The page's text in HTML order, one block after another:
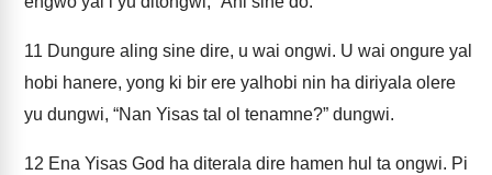
11 Dungure aling sine dire, u wai ongwi. U wai ongure yal
hobi hanere, yong ki bir ere yalhobi nin ha diriyala olere
yu dungwi, “Nan Yisas tal ol tenamne?” dungwi.
12 Ena Yisas God ha diterala dire hamen hul ta ongwi. Pi